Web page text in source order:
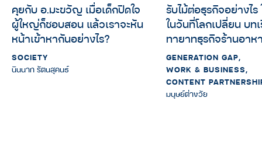
คุยกับ อ.มะขวัญ เมื่อเด็กปิดใจ
ผู้ใหญ่ก็ชอบสอน แล้วเราจะหัน
หน้าเข้าหากันอย่างไร?
SOCIETY
นินนาท รัตนสุคนธ์
รับไม้ต่อธุรกิจอย่างไร
ในวันที่โลกเปลี่ยน บท
ทายาทธุรกิจร้านอาห
GENERATION GAP,
WORK & BUSINESS,
CONTENT
มนุษย์ต่างวัย